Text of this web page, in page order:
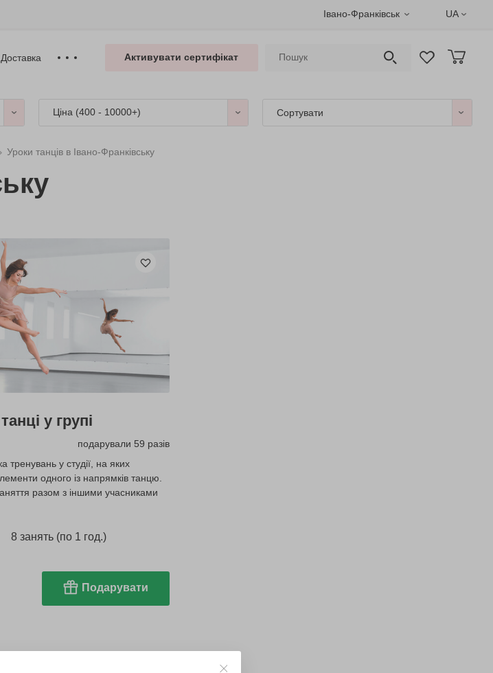
Івано-Франківськ UA
Доставка Активувати сертифікат
Ціна (400 - 10000+) Сортувати
Уроки танців в Івано-Франківську
у групі
подарували 59 разів
тренувань у студії, на яких
одного із напрямків танцю.
разом з іншими учасниками
8 занять (по 1 год.)
Подарувати